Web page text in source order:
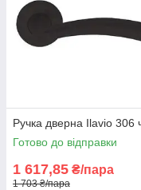
Ручка дверна Ilavio 306
Готово до відправки
1 617,85 ₴/пара
1 703 ₴/пара